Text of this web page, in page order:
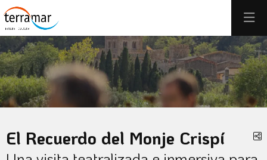
Éste es un carrusel automático. Usa las flechas del teclado o el
Diapositiva 1
Diapositiva 1
El Recuerdo del Monje Crispí